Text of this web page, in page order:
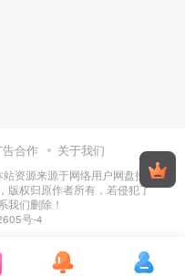
告合作 关于我们
站资源来源于网络用户网盘投
版权归原作者所有，若侵犯了
我们删除！
号-4